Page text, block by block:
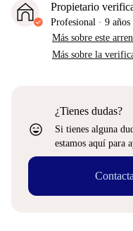
Propietario
Profesional · 9 años
Más sobre este
Más sobre la
sentiment_very_satisfied
¿Tienes dudas?
Si tienes alguna
estamos aquí para